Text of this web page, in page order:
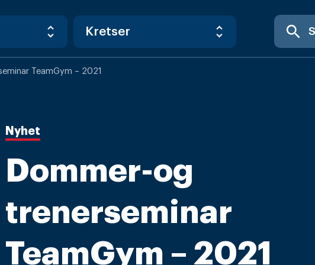
search
TeamGym – 2021
Nyhet
Dommer-og
trenerseminar
TeamGym – 2021